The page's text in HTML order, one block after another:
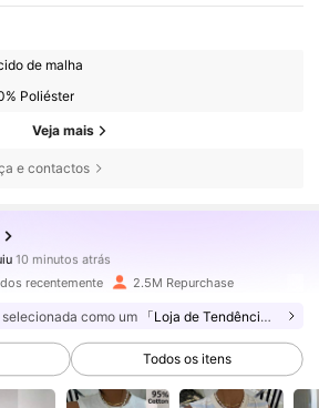
de malha
Poliéster
Veja mais
e contactos
navegar
recentemente 2.5M Repurchase
selecionada como um 「Loja de Tendências」
Todos os itens